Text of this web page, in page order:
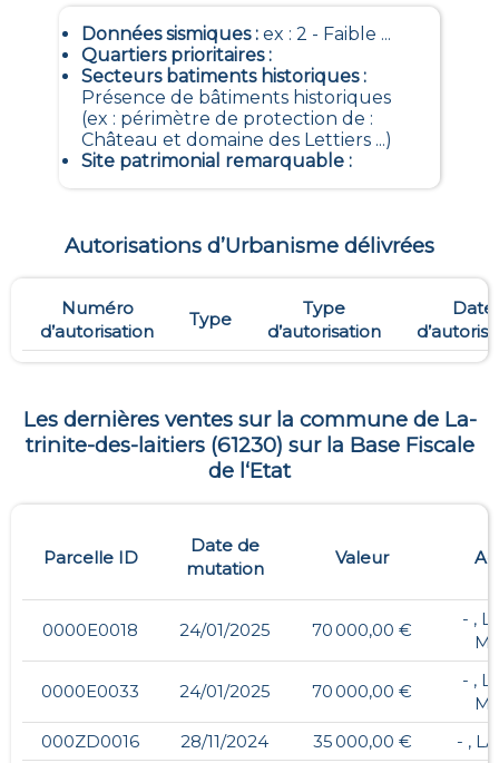
Données sismiques: ex : 2 - Faible ...
Quartiers prioritaires:
Secteurs batiments historiques:
Présence de bâtiments historiques
(ex : périmètre de protection de :
Château et domaine des Lettiers ...)
Site patrimonial remarquable:
Autorisations d’Urbanisme délivrées
Numéro
d’autorisation
Type
Type
d’autorisation
Date
Les dernières ventes sur la commune de La-
trinite-des-laitiers(61230) sur la Base Fiscale
de l‘Etat
Parcelle ID
Date de
mutation
Valeur
0000E0018 24/01/2025 70 000,00 €
- ,
0000E0033 24/01/2025 70 000,00 €
- ,
000ZD0016
28/11/2024 35 000,00 € - ,